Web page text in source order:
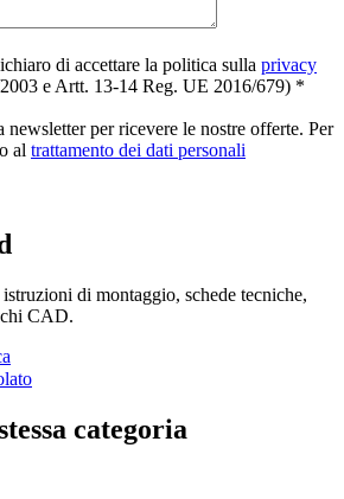
di accettare la politica sulla privacy
e Artt. 13-14 Reg. UE 2016/679) *
per ricevere le nostre offerte. Per
al trattamento dei dati personali
di montaggio, schede tecniche,
CAD.
categoria